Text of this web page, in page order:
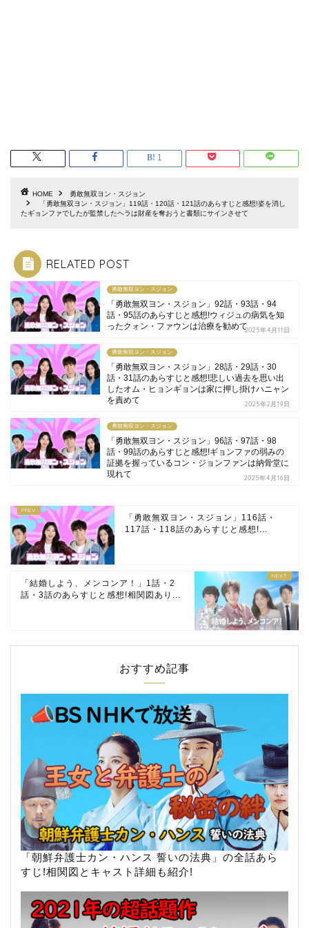
1
HOME
勇敢無双ヨン・スジョン
「勇敢無双ヨン・スジョン」119話・120話・121話のあらすじと感想!姿を消し
たギョンファでしたが監禁したヘラは財産を奪おうと書類にサインさせて
RELATED POST
勇敢無双ヨン・スジョン
「勇敢無双ヨン・スジョン」92話・93話・94
話・95話のあらすじと感想!ウィジュの病気を知
ったクォン・ファウンは治療を勧めて2025年4月11日
勇敢無双ヨン・スジョン
「勇敢無双ヨン・スジョン」28話・29話・30
話・31話のあらすじと感想!悲しい過去を思い出
したオム・ヒョンギョンは家に押し掛けハニャン
を責めて
2025年2月19日
勇敢無双ヨン・スジョン
「勇敢無双ヨン・スジョン」96話・97話・98
話・99話のあらすじと感想!ギョンファの弱みの
証拠を握っているコン・ジョンファンは納骨堂に
現れて
2025年4月16日
「勇敢無双ヨン・スジョン」116話・
117話・118話のあらすじと感想!...
「結婚しよう、メンコンア！」1話・2
話・3話のあらすじと感想!相関図あり...
おすすめ記事
「朝鮮弁護士カン・ハンス 誓いの法典」の全話あら
すじ!相関図とキャスト詳細も紹介!